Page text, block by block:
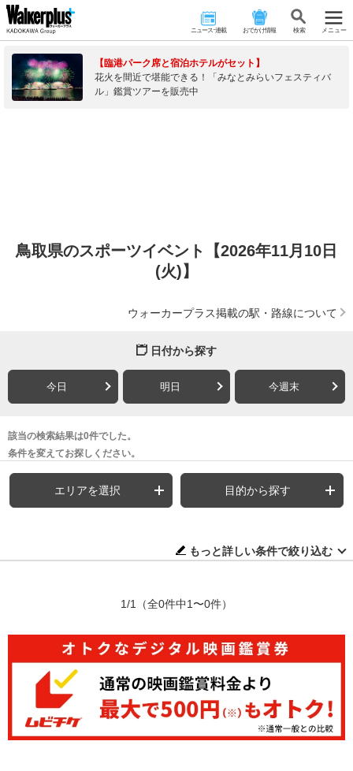
ニュース･連載 おでかけ情報 検 索 メニュー
【臨港パーク席と宿泊ホテルがセット】
花火を間近で堪能できる！「みなとみらいフェスティバ
ル」鑑賞ツアーを販売中
鳥取県のスポーツイベント【2026年11月10日
(火)】
ウォーカープラス掲載の駅・路線について
日付から探す
今日 明日 今週末
該当の検索結果は0件でした。
条件を変えてお探しください。
エリアを選択 目的から探す
もっと詳しい条件で絞り込む
1/1 （全0件中1〜0件）